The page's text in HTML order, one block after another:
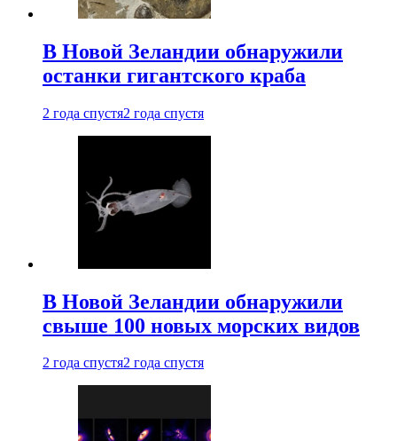
В Новой Зеландии обнаружили
останки гигантского краба
2 года спустя2 года спустя
В Новой Зеландии обнаружили
свыше 100 новых морских видов
2 года спустя2 года спустя